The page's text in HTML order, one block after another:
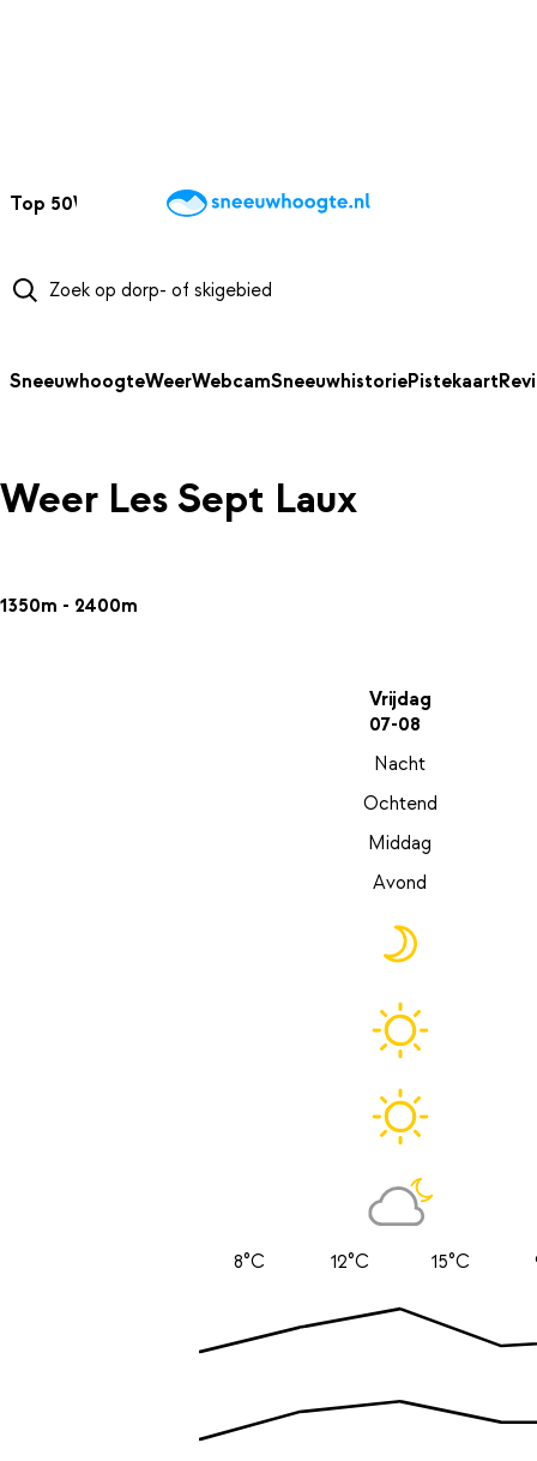
Top 50Webcams WintersportweerKaarten
SneeuwhoogteWeerWebcamSneeuwhistoriePistekaart
Weer Les Sept Laux
1350m - 2400m
Vrijdag
07-08
Nacht
Ochtend
Middag
Avond
8°C 12°C 15°C